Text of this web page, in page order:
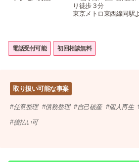
り徒歩３分
東京メトロ東西線同駅
電話受付可能 初回相談無料
取り扱い可能な事案
任意整理 債務整理 自己破産 個人再生
後払い可